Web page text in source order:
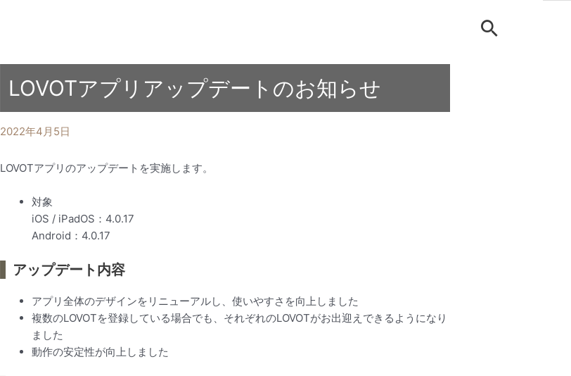
LOVOTアプリアップデートのお知らせ
2022年4月5日
LOVOTアプリのアップデートを実施します。
対象
iOS / iPadOS：4.0.17
Android：4.0.17
アップデート内容
アプリ全体のデザインをリニューアルし、使いやすさを向上しました
複数のLOVOTを登録している場合でも、それぞれのLOVOTがお出迎えできるようになり
ました
動作の安定性が向上しました